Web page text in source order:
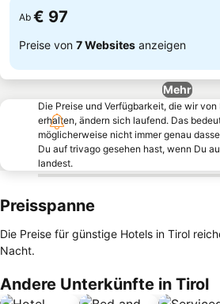
Ab € 97
Preise von 7 Websites anzeigen
Mehr
Die Preise und Verfügbarkeit, die wir
erhalten, ändern sich laufend. Das
möglicherweise nicht immer genau
Du auf trivago gesehen hast, wenn Du
landest.
Preisspanne
Die Preise für günstige Hotels in Tirol
Nacht.
Andere Unterkünfte in Tirol